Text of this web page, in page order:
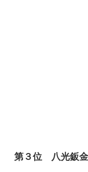
第３位 八光鈑